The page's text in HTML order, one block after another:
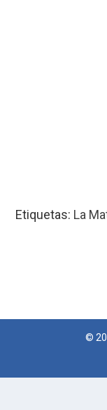
Etiquetas: La
©